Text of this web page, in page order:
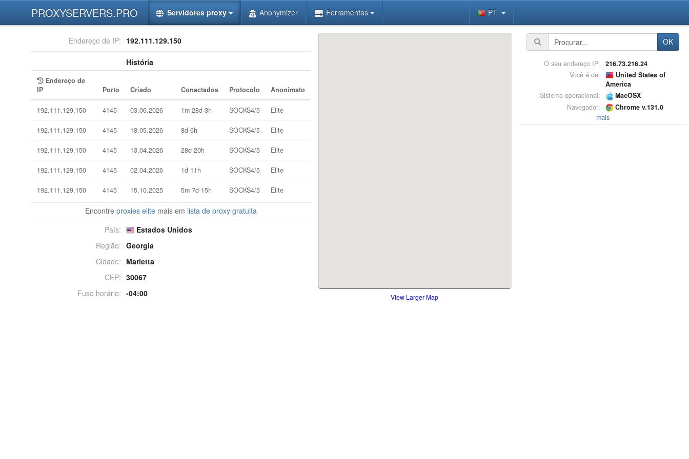
PROXYSERVERS.PRO Servidores proxy Anonymizer Ferramentas PT
Endereço de IP: 192.111.129.150
História
Endereço de
IP
Porto Criado Conectados Protocolo Anonimato
192.111.129.150 4145 03.06.2026 1m 28d 3h SOCKS4/5 Elite
192.111.129.150 4145 18.05.2026 8d 6h SOCKS4/5 Elite
192.111.129.150 4145 13.04.2026 28d 20h SOCKS4/5 Elite
192.111.129.150 4145 02.04.2026 1d 11h SOCKS4/5 Elite
192.111.129.150 4145 15.10.2025 5m 7d 15h SOCKS4/5 Elite
Encontre proxies elitemais em lista de proxy gratuita
País:
Estados Unidos
Região: Georgia
Cidade: Marietta
CEP: 30067
Fuso horário: -04:00 View Larger Map
OK
O seu endereço IP:
216.73.216.24
Você é de:
United States of
America
Sistema operacional:
MacOSX
Navegador:
Chrome v.131.0
mais